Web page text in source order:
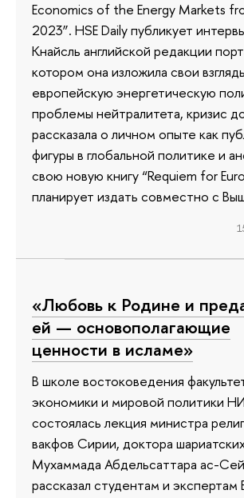
Economics of the Energy Markets
2023”. HSE Daily публикует
Кнайсль английской редакции
котором она изложила свои
европейскую энергетическую
проблемы нейтралитета, кризис
рассказала о личном опыте как
фигуры в глобальной политике и
свою новую книгу “Requiem for
планирует издать совместно с
«Любовь к Родине и
ей — основополагающие
ценности в исламе»
В школе востоковедения
экономики и мировой политики
состоялась лекция министра
вакфов Сирии, доктора
Мухаммада Абдельсаттара ас-
рассказал студентам и экспертам